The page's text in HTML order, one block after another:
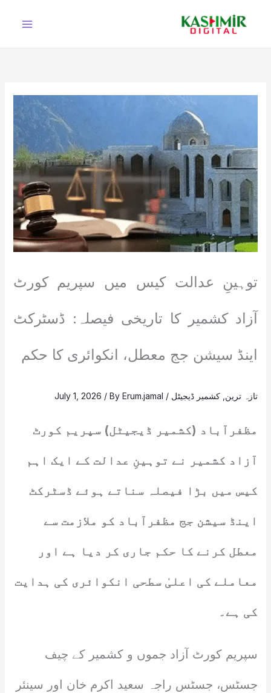
توہینِ عدالت کیس میں سپریم کورٹ
آزاد کشمیر کا تاریخی فیصلہ: ڈسٹرکٹ
اینڈ سیشن جج معطل، انکوائری کا حکم
تازہ ترین کشمیر ڈیجیٹل /
July 1, 2026 / ByErum.jamal
مظفرآباد (کشمیر ڈیجیٹل) سپریم کورٹ
آزاد کشمیر نے توہینِ عدالت کے ایک اہم
کیس میں بڑا فیصلہ سناتے ہوئے ڈسٹرکٹ
اینڈ سیشن جج مظفرآباد کو ملازمت سے
معطل کرنے کا حکم جاری کر دیا ہے اور
معاملے کی اعلیٰ سطحی انکوائری کی ہدایت
کی ہے۔
سپریم کورٹ آزاد جموں و کشمیر کے چیف
جسٹس، جسٹس راجہ سعید اکرم خان اور سینئر